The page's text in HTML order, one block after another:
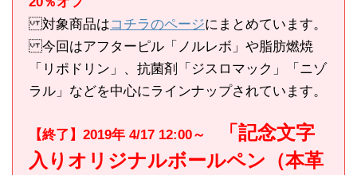
対象商品はコチラのページにまとめています。
今回はアフターピル「ノルレボ」や脂肪燃焼
「リポドリン」、抗菌剤「ジスロマック」「ニゾ
ラル」などを中心にラインナップされています。
【終了】2019年 4/17 12:00～
「記念文字
入りオリジナルボールペン（本革